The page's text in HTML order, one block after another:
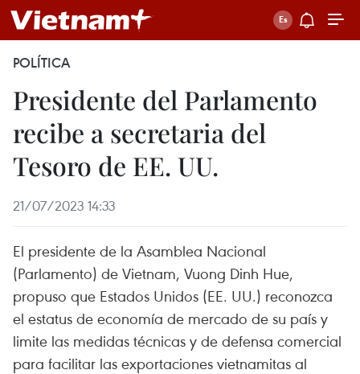
POLÍTICA
Presidente del Parlamento
recibe a secretaria del
Tesoro de EE. UU.
21/07/2023 14:33
El presidente de la Asamblea Nacional
(Parlamento) de Vietnam, Vuong Dinh Hue,
propuso que Estados Unidos (EE. UU.) reconozca
el estatus de economía de mercado de su país y
limite las medidas técnicas y de defensa comercial
para facilitar las exportaciones vietnamitas al